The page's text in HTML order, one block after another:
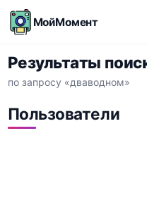
МойМомент
Результаты
по запросу «дваводном»
Пользователи